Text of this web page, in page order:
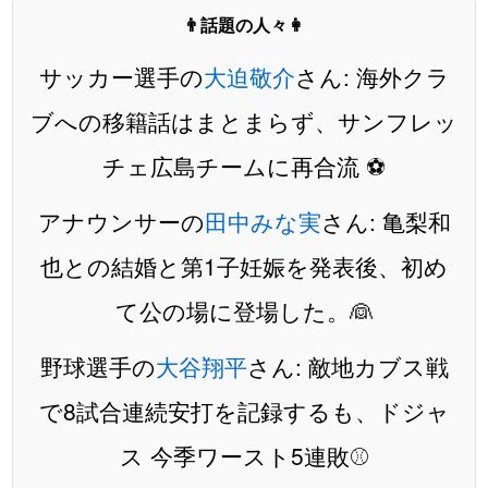
👨話題の人々👩
サッカー選手の大迫敬介さん: 海外クラ
ブへの移籍話はまとまらず、サンフレッ
チェ広島チームに再合流 ⚽️
アナウンサーの田中みな実さん: 亀梨和
也との結婚と第1子妊娠を発表後、初め
て公の場に登場した。👰
野球選手の大谷翔平さん: 敵地カブス戦
で8試合連続安打を記録するも、ドジャ
ス 今季ワースト5連敗⚾️